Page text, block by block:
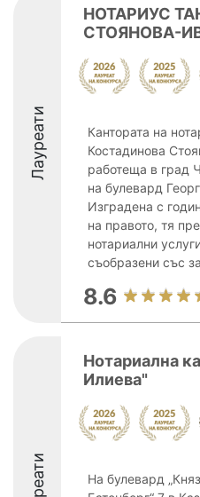
Лауреати
НОТАРИУС
СТОЯНОВА-
Кантората на
Костадинова
работеща в град
на булевард
Изградена с
на правото, тя
нотариални
съобразени със
8.6
Нотариална
Илиева"
На булевард